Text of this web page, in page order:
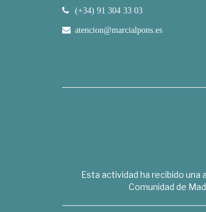
(+34) 91 304 33 03
atencion@marcialpons.es
Esta actividad ha recibido una
Comunidad de